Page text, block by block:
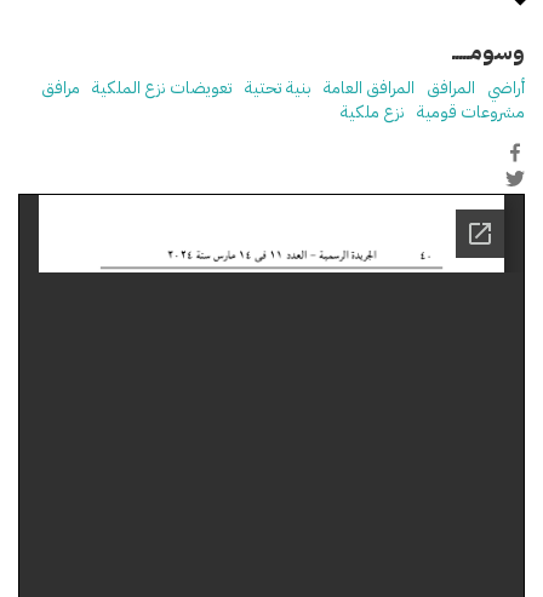
وسومـــــ
أراضي المرافق المرافق العامة بنية تحتية تعويضات نزع الملكية مرافق
مشروعات قومية نزع ملكية